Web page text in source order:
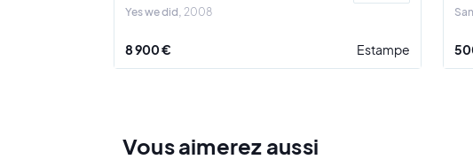
Yes we did 2008
8 900 € Estampe
Vousaimerez aussi